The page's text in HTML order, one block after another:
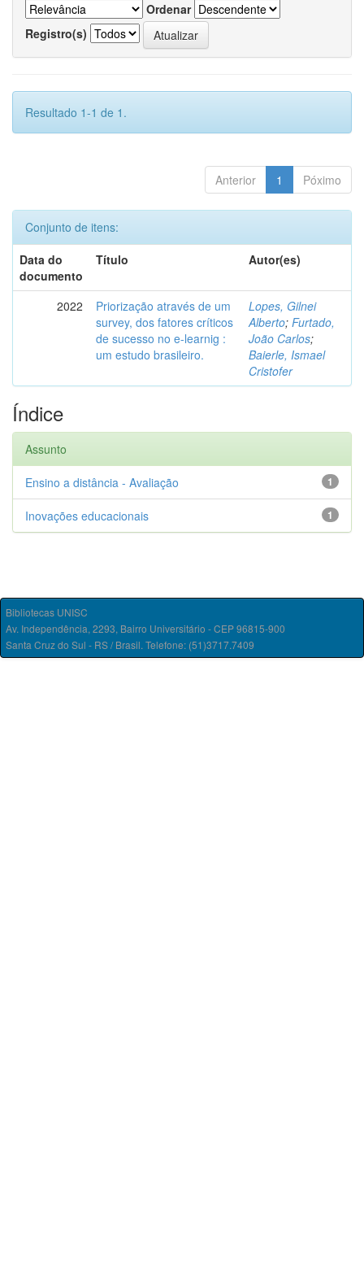
Ordenar
Registro(s)
Resultado 1-1 de 1.
Anterior 1 Póximo
Conjunto de itens:
Data do
documento
Título Autor(es)
2022
Priorização através de um
survey, dos fatores críticos
de sucesso no e-learnig :
um estudo brasileiro.
Lopes, Gilnei
Alberto; Furtado,
João Carlos;
Baierle, Ismael
Cristofer
Índice
Assunto
1
Ensino a distância - Avaliação
1
Inovações educacionais
Bibliotecas UNISC
Av. Independência, 2293, Bairro Universitário - CEP 96815-900
Santa Cruz do Sul - RS / Brasil. Telefone: (51)3717.7409